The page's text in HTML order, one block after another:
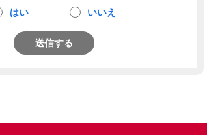
はい いいえ
送信する